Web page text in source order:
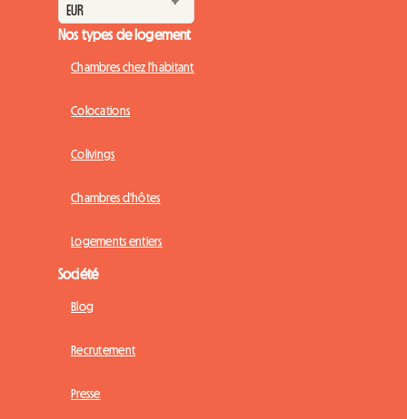
Nos types de logement
Chambres chez l'habitant
Colocations
Colivings
Chambres d'hôtes
Logements entiers
Société
Blog
Recrutement
Presse